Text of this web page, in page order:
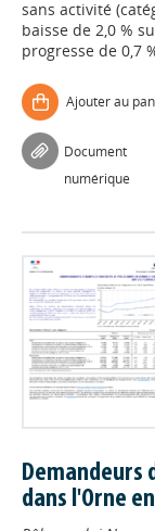
sans activité
baisse de 2,0 %
progresse de 0,7
Ajouter au
Document
numérique
Demandeurs
dans l'Orne